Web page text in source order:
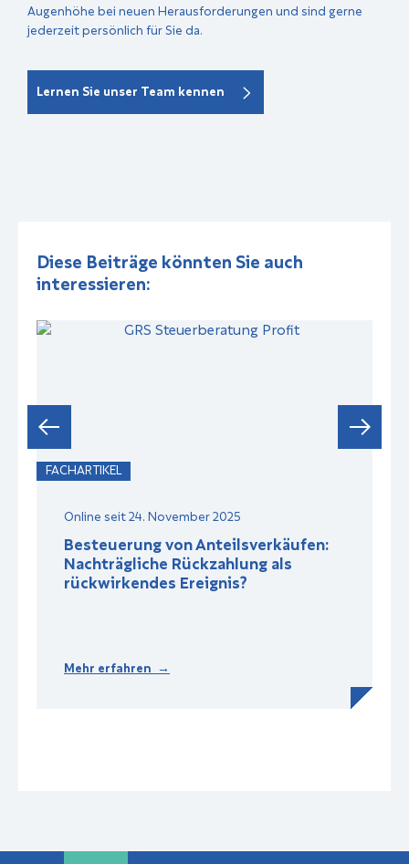
Augenhöhe bei neuen Herausforderungen und sind gerne
jederzeit persönlich für Sie da.
Lernen Sie unser Team kennen
Diese Beiträge könnten Sie auch
interessieren:
FACHARTIKEL
Online seit 24. November 2025
Besteuerung von Anteilsverkäufen:
Nachträgliche Rückzahlung als
rückwirkendes Ereignis?
Mehr erfahren →